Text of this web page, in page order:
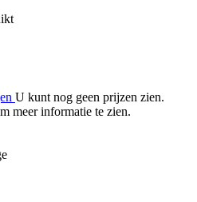
U kunt nog geen prijzen zien.
meer informatie te zien.